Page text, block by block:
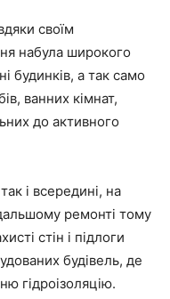
своїм
набула широкого
будинків, а так само
ванних кімнат,
до активного
і всередині, на
ремонті тому
стін і підлоги
будівель, де
гідроізоляцію.